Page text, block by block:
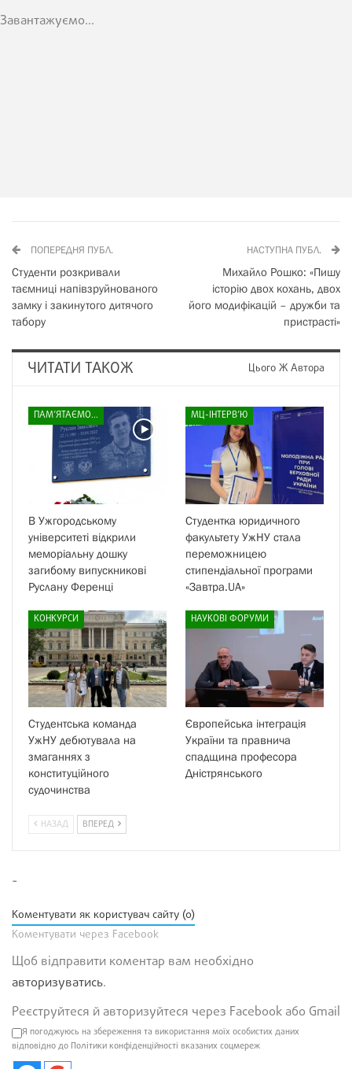
Завантажуємо...
ПОПЕРЕДНЯ ПУБЛ.
Студенти розкривали
таємниці напівзруйнованого
замку і закинутого дитячого
табору
НАСТУПНА ПУБЛ.
Михайло Рошко: «Пишу
історію двох кохань, двох
його модифікацій – дружби та
пристрасті»
ЧИТАТИ ТАКОЖ Цього Ж Автора
ПАМ’ЯТАЄМО...
В Ужгородському
університеті відкрили
меморіальну дошку
загибому випускникові
Руслану Ференці
МЦ-ІНТЕРВ’Ю
Студентка юридичного
факультету УжНУ стала
переможницею
стипендіальної програми
«Завтра.UA»
КОНКУРСИ
Студентська команда
УжНУ дебютувала на
змаганнях з
конституційного
судочинства
НАУКОВІ ФОРУМИ
Європейська інтеграція
України та правнича
спадщина професора
Дністрянського
НАЗАД ВПЕРЕД
-
Коментувати як користувач сайту (0)
Коментувати через Facebook
Щоб відправити коментар вам необхідно
авторизуватись.
Реєструйтеся й авторизуйтеся через Facebook або Gmail
Я погоджуюсь на збереження та використання моїх особистих даних
відповідно до Політики конфіденційності вказаних соцмереж